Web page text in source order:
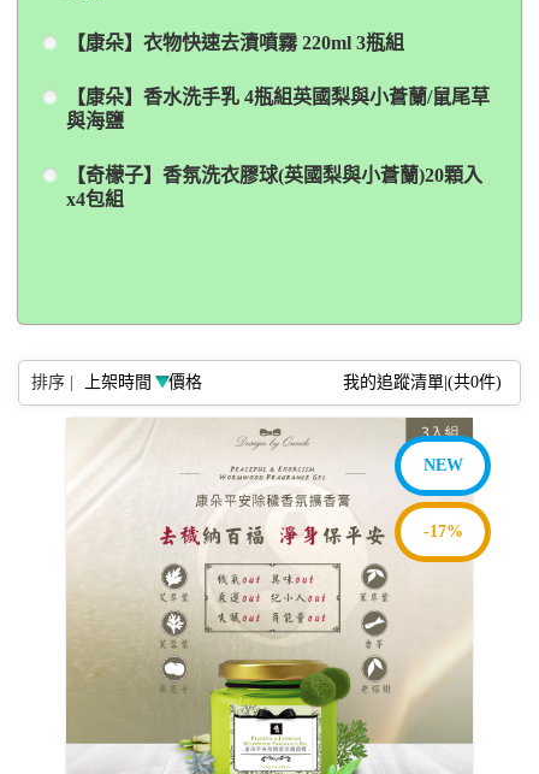
【康朵】衣物快速去漬噴霧 220ml 3瓶組
【康朵】香水洗手乳 4瓶組英國梨與小蒼蘭/鼠尾草
與海鹽
【奇檬子】香氛洗衣膠球(英國梨與小蒼蘭)20顆入
x4包組
排序 | 上架時間 價格 我的追蹤清單|(共0件)
NEW
-17%